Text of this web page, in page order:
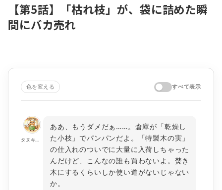
【第5話】「枯れ枝」が、袋に詰めた瞬
間にバカ売れ
色を変える すべて表示
タヌキ店長
ああ、もうダメだぁ……。倉庫が「乾燥し
た小枝」でパンパンだよ。「特製木の実」
の仕入れのついでに大量に入荷しちゃった
んだけど、こんなの誰も買わないよ。焚き
木にするくらいしか使い道がないじゃない
か。